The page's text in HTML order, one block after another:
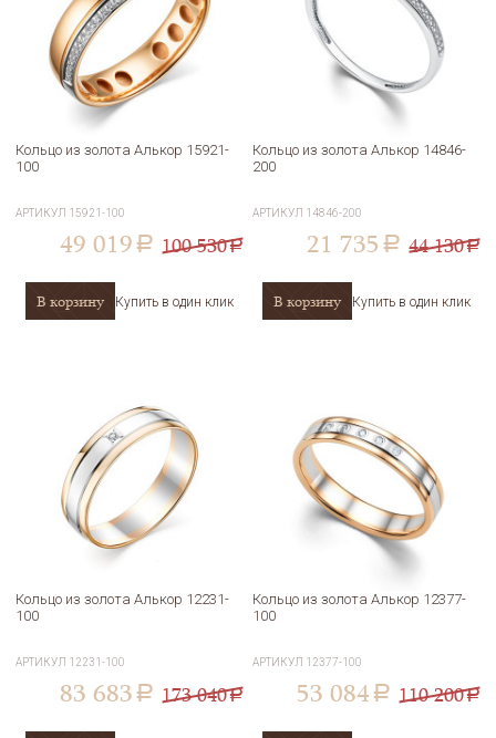
Кольцо из золота Алькор 15921-
100
АРТИКУЛ 15921-100
49 019 a 100 530a
В корзину Купить в один клик
Кольцо из золота Алькор 14846-
200
АРТИКУЛ 14846-200
21 735 a 44 130a
В корзину Купить в один клик
Кольцо из золота Алькор 12231-
100
АРТИКУЛ 12231-100
83 683 a 173 040a
Кольцо из золота Алькор 12377-
100
АРТИКУЛ 12377-100
53 084 a 110 200a